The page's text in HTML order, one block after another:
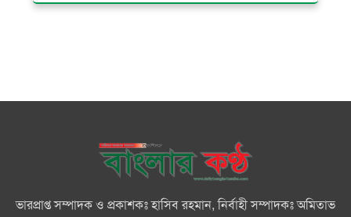
দৌলতখানে জমি বিরোধে পরিবারকে
বিষ দিয়ে মাছ ধরায় ৩ জেলে আটক
তজুমদ্দিনে চর মোজাম্মেলে চাঁদাবাজি
ও রাজনৈতিক চক্রান্তের অপচেষ্টার
বিরুদ্ধে সংবাদ সম্মেলন
ভারপ্রাপ্ত সম্পাদক ও প্রকাশকঃ হাসিব রহমান, নির্বাহী সম্পাদকঃ অমিতাভ